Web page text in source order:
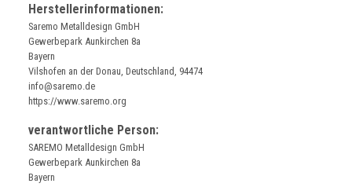
Herstellerinformationen:
Saremo Metalldesign GmbH
Gewerbepark Aunkirchen 8a
Bayern
Vilshofen an der Donau, Deutschland, 94474
info@saremo.de
https://www.saremo.org
verantwortliche Person:
SAREMO Metalldesign GmbH
Gewerbepark Aunkirchen 8a
Bayern